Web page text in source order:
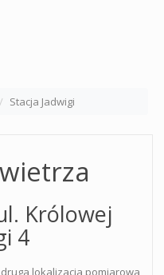
Stacja Jadwigi
Królowej
4
lokalizacja pomiarowa